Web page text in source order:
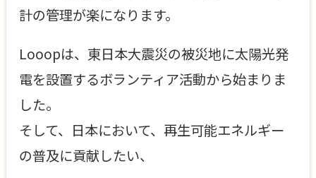
計の管理が楽になります。
Looopは、東日本大震災の被災地に太陽光発
電を設置するボランティア活動から始まりま
した。
そして、日本において、再生可能エネルギー
の普及に貢献したい、